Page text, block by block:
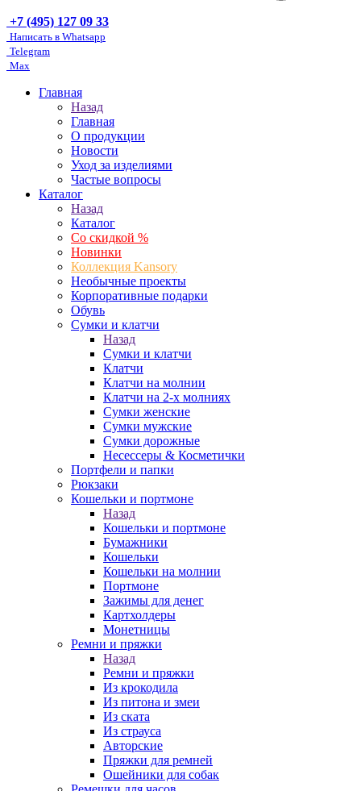
+7 (495) 127 09 33
Написать в Whatsapp
Telegram
Max
Главная
Назад
Главная
О продукции
Новости
Уход за изделиями
Частые вопросы
Каталог
Назад
Каталог
Со скидкой %
Новинки
Коллекция Kansory
Необычные проекты
Корпоративные подарки
Обувь
Сумки и клатчи
Назад
Сумки и клатчи
Клатчи
Клатчи на молнии
Клатчи на 2-х молниях
Сумки женские
Сумки мужские
Сумки дорожные
Несессеры & Косметички
Портфели и папки
Рюкзаки
Кошельки и портмоне
Назад
Кошельки и портмоне
Бумажники
Кошельки
Кошельки на молнии
Портмоне
Зажимы для денег
Картхолдеры
Монетницы
Ремни и пряжки
Назад
Ремни и пряжки
Из крокодила
Из питона и змеи
Из ската
Из страуса
Авторские
Пряжки для ремней
Ошейники для собак